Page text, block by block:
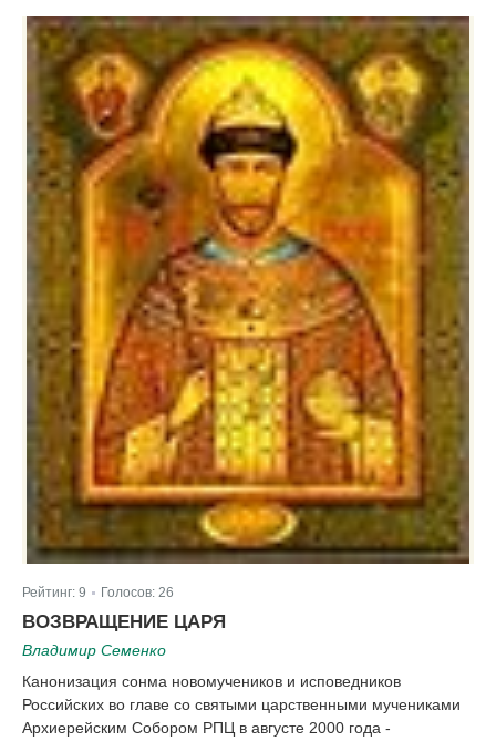
Рейтинг: 9 Голосов: 26
ВОЗВРАЩЕНИЕ ЦАРЯ
Владимир Семенко
Канонизация сонма новомучеников и исповедников
Российских во главе со святыми царственными мучениками
Архиерейским Собором РПЦ в августе 2000 года -